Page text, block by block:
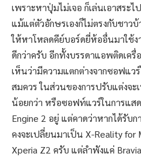
เพราะหาปุ่มไม่เจอ ก็เล่นเอาสระ
แม้แต่ตัวอักษรเองก็ไม่ตรงกับชาว
ให้หาโหลดคีย์บอร์ดยี่ห้ออื่นมาใช้
ดีกว่าครับ อีกทั้งบรรดาแอพติดเครื่
เห็นว่ามีความแตกต่างจากซอฟแว
สมควร ในส่วนของการปรับแต่งจะ
น้อยกว่า หรือซอฟท์แวร์ในการแส
Engine 2 อยู่ แต่คาดว่าหากได้รับ
คงจะเปลี่ยนมาเป็น X-Reality for
Xperia Z2 ครับ แต่ลำพังแค่